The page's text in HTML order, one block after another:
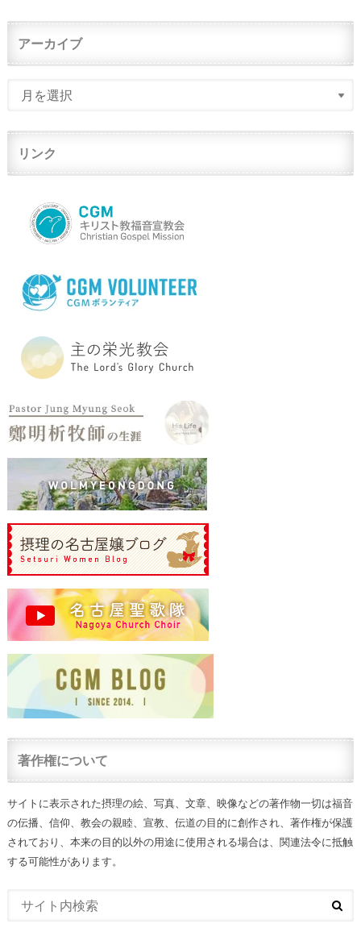
アーカイブ
リンク
著作権について
サイトに表示された摂理の絵、写真、文章、映像などの著作物一切は福音
の伝播、信仰、教会の親睦、宣教、伝道の目的に創作され、著作権が保護
されており、本来の目的以外の用途に使用される場合は、関連法令に抵触
する可能性があります。